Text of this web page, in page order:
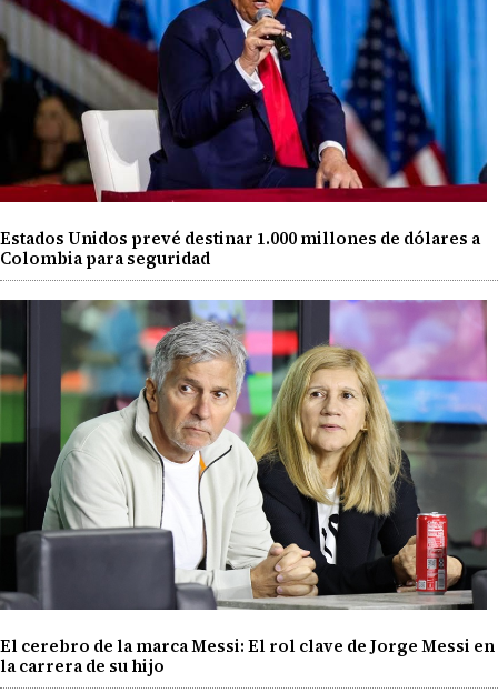
Estados Unidos prevé destinar 1.000 millones de dólares a
Colombia para seguridad
El cerebro de la marca Messi: El rol clave de Jorge Messi en
la carrera de su hijo